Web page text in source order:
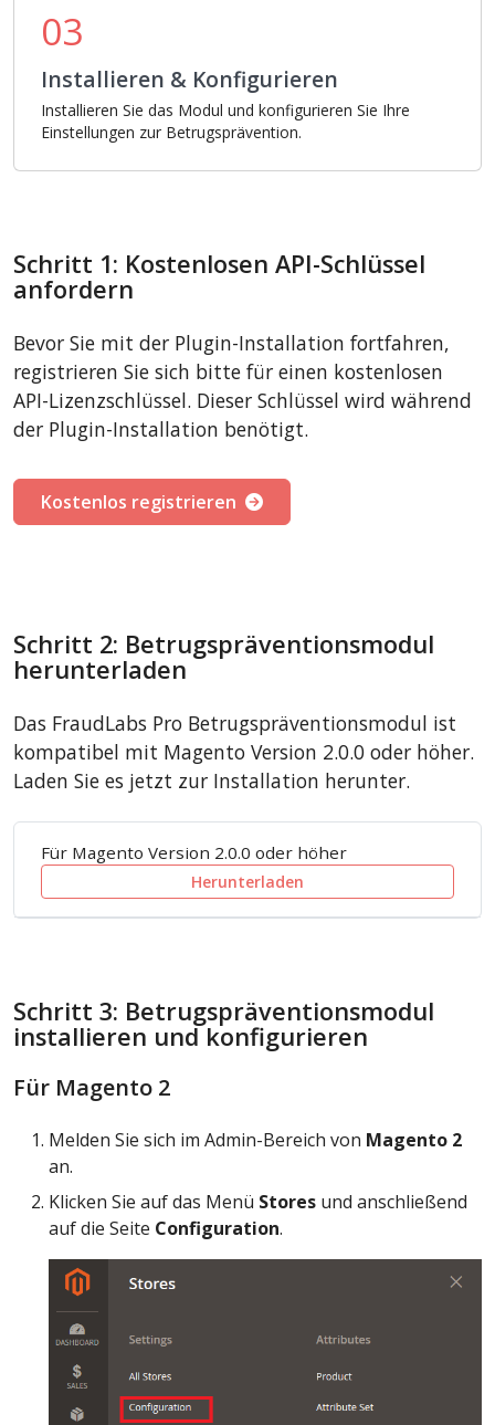
03
Installieren & Konfigurieren
Installieren Sie das Modul und konfigurieren Sie Ihre
Einstellungen zur Betrugsprävention.
Schritt 1: Kostenlosen API-Schlüssel
anfordern
Bevor Sie mit der Plugin-Installation fortfahren,
registrieren Sie sich bitte für einen kostenlosen
API-Lizenzschlüssel. Dieser Schlüssel wird während
der Plugin-Installation benötigt.
Kostenlos registrieren
Schritt 2: Betrugspräventionsmodul
herunterladen
Das FraudLabs Pro Betrugspräventionsmodul ist
kompatibel mit Magento Version 2.0.0 oder höher.
Laden Sie es jetzt zur Installation herunter.
Für Magento Version 2.0.0 oder höher
Herunterladen
Schritt 3: Betrugspräventionsmodul
installieren und konfigurieren
Für Magento 2
Melden Sie sich im Admin-Bereich von Magento 2
an.
Klicken Sie auf das Menü Stores und anschließend
auf die Seite Configuration.